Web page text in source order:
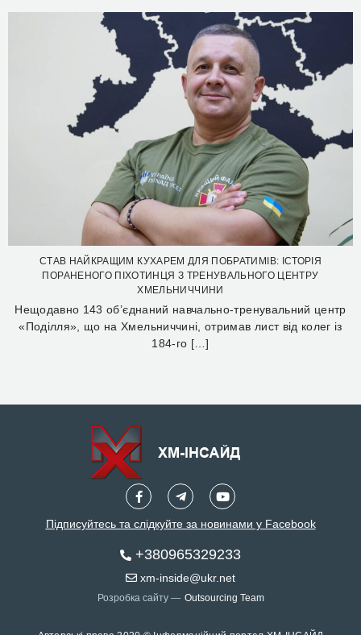
СТАВ НАЙКРАЩИМ КУХАРЕМ ДЛЯ ПОБРАТИМІВ: ІСТОРІЯ
ПОРАНЕНОГО ПІХОТИНЦЯ З ТРЕНУВАЛЬНОГО ЦЕНТРУ
ХМЕЛЬНИЧЧИНИ
Нещодавно 143 об’єднаний навчально-тренувальний центр
«Поділля», що на Хмельниччині, отримав лист від колег із
184-го […]
Підписуйтесь та слідкуйте за новинами у Facebook
+380965329233
xm-inside@ukr.net
Розробка сайту — Outsourcing Team